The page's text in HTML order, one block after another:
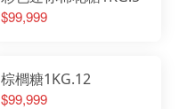
$99,999
棕櫚糖1KG.12
$99,999